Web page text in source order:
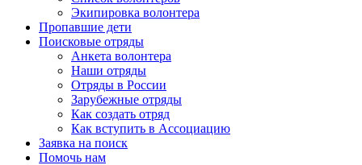
Экипировка волонтера
Пропавшие дети
Поисковые отряды
Анкета волонтера
Наши отряды
Отряды в России
Зарубежные отряды
Как создать отряд
Как вступить в Ассоциацию
Заявка на поиск
Помочь нам